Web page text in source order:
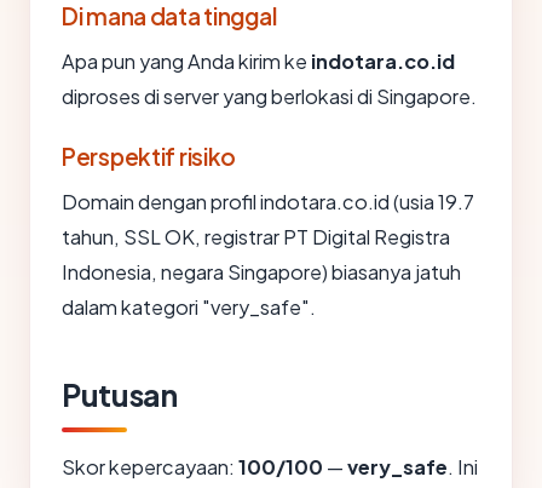
Di mana data tinggal
Apa pun yang Anda kirim ke indotara.co.id
diproses di server yang berlokasi di Singapore.
Perspektif risiko
Domain dengan profil indotara.co.id (usia 19.7
tahun, SSL OK, registrar PT Digital Registra
Indonesia, negara Singapore) biasanya jatuh
dalam kategori "very_safe".
Putusan
Skor kepercayaan: 100/100 —very_safe. Ini